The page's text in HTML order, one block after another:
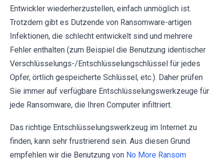
Entwickler wiederherzustellen, einfach unmöglich ist.
Trotzdem gibt es Dutzende von Ransomware-artigen
Infektionen, die schlecht entwickelt sind und mehrere
Fehler enthalten (zum Beispiel die Benutzung identischer
Verschlüsselungs-/Entschlüsselungschlüssel für jedes
Opfer, örtlich gespeicherte Schlüssel, etc.). Daher prüfen
Sie immer auf verfügbare Entschlüsselungswerkzeuge für
jede Ransomware, die Ihren Computer infiltriert.
Das richtige Entschlüsselungswerkzeug im Internet zu
finden, kann sehr frustrierend sein. Aus diesen Grund
empfehlen wir die Benutzung von No More Ransom